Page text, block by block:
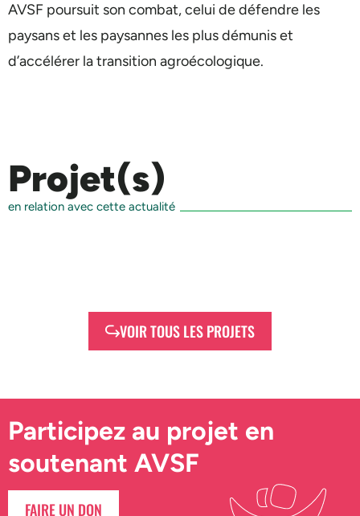
AVSF poursuit son combat, celui de défendre les
paysans et les paysannes les plus démunis et
d’accélérer la transition agroécologique.
Projet(s)
en relation avec cette actualité
VOIR TOUS LES PROJETS
Participez au projet en
soutenant AVSF
FAIRE UN DON